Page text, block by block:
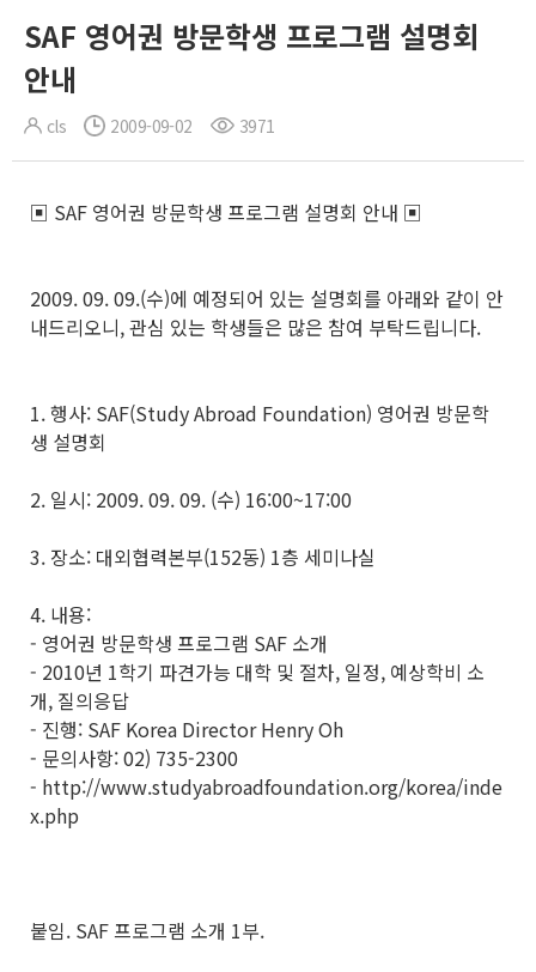
SAF 영어권 방문학생 프로그램 설명회
안내
cls 2009-09-02 3971
▣ SAF 영어권 방문학생 프로그램 설명회 안내 ▣
2009. 09. 09.(수)에 예정되어 있는 설명회를 아래와 같이 안
내드리오니, 관심 있는 학생들은 많은 참여 부탁드립니다.
1. 행사: SAF(Study Abroad Foundation) 영어권 방문학
생 설명회
2. 일시: 2009. 09. 09. (수) 16:00~17:00
3. 장소: 대외협력본부(152동) 1층 세미나실
4. 내용:
- 영어권 방문학생 프로그램 SAF 소개
- 2010년 1학기 파견가능 대학 및 절차, 일정, 예상학비 소
개, 질의응답
- 진행: SAF Korea Director Henry Oh
- 문의사항: 02) 735-2300
- http://www.studyabroadfoundation.org/korea/inde
x.php
붙임. SAF 프로그램 소개 1부.